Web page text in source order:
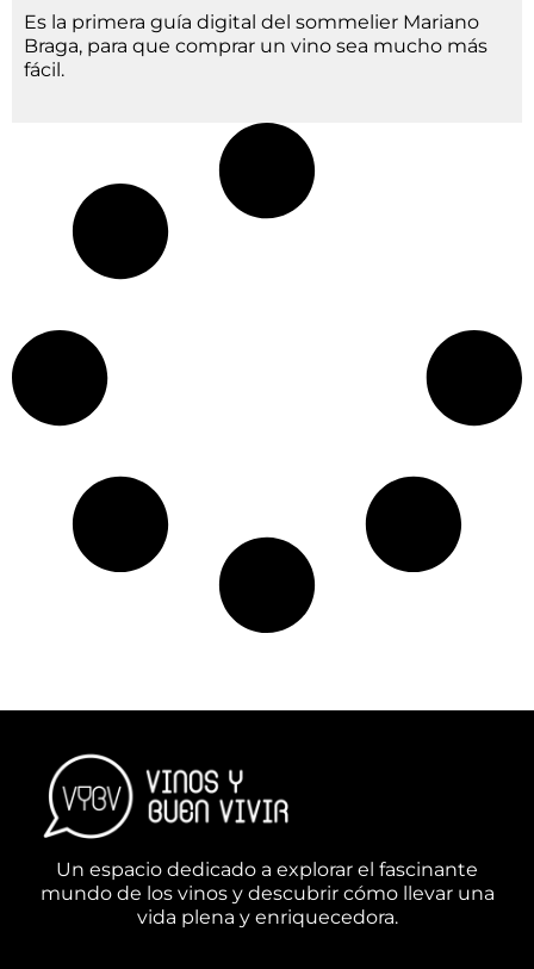
Es la primera guía digital del sommelier Mariano
Braga, para que comprar un vino sea mucho más
fácil.
Un espacio dedicado a explorar el fascinante
mundo de los vinos y descubrir cómo llevar una
vida plena y enriquecedora.